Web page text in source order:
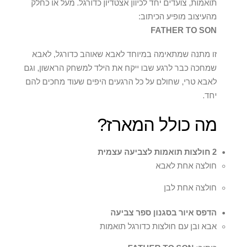
תואמות, צועדים יחד לכיוון אצטדיון כדורגל. מעל או כחלק
מהעיצוב מופיע הכיתוב:
FATHER TO SON
זו מתנה שמתאימה במיוחד לאבא שאוהב כדורגל, לאבא
שמחכה כבר לרגע שבו ייקח את הילד למשחק הראשון, וגם
לאבא טרי, שחולם על כל הרגעים היפים שעוד מחכים להם
יחד.
מה כולל המארז?
2 חולצות תואמות לצביעה עצמית
חולצה אחת לאבא
חולצה אחת לבן
הדפס איור בסגנון ספר צביעה
אבא ובן עם חולצות כדורגל תואמות